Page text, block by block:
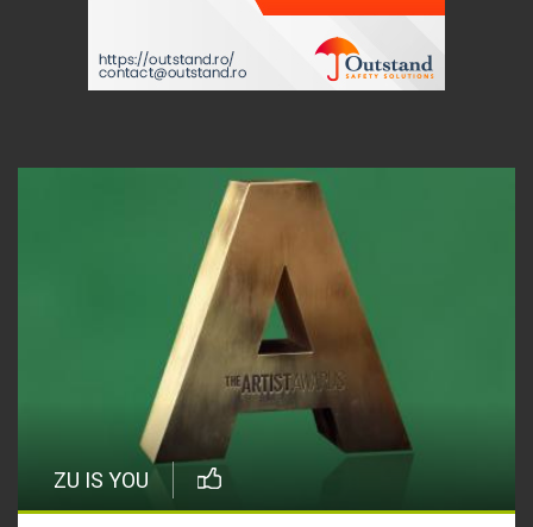
ZU IS YOU